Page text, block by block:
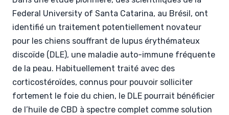
Federal University of Santa Catarina, au Brésil, ont
identifié un traitement potentiellement novateur
pour les chiens souffrant de lupus érythémateux
discoïde (DLE), une maladie auto-immune fréquente
de la peau. Habituellement traité avec des
corticostéroïdes, connus pour pouvoir solliciter
fortement le foie du chien, le DLE pourrait bénéficier
de l’huile de CBD à spectre complet comme solution